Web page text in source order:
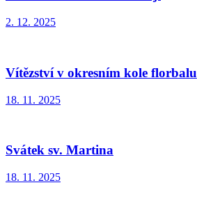
2. 12. 2025
Vítězství v okresním kole florbalu
18. 11. 2025
Svátek sv. Martina
18. 11. 2025